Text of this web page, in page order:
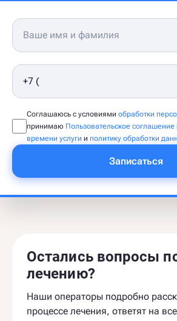
Соглашаюсь с условиями обработки
принимаю Пользовательское
времени услуги и политику обработки
Записаться
Остались вопросы
лечению?
Наши операторы подробно
процессе лечения, ответят на